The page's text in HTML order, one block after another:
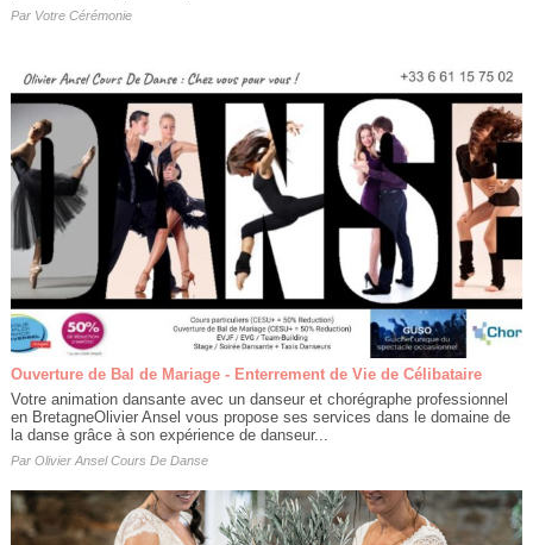
Par Votre Cérémonie
Ouverture de Bal de Mariage - Enterrement de Vie de Célibataire
Votre animation dansante avec un danseur et chorégraphe professionnel
en BretagneOlivier Ansel vous propose ses services dans le domaine de
la danse grâce à son expérience de danseur...
Par Olivier Ansel Cours De Danse